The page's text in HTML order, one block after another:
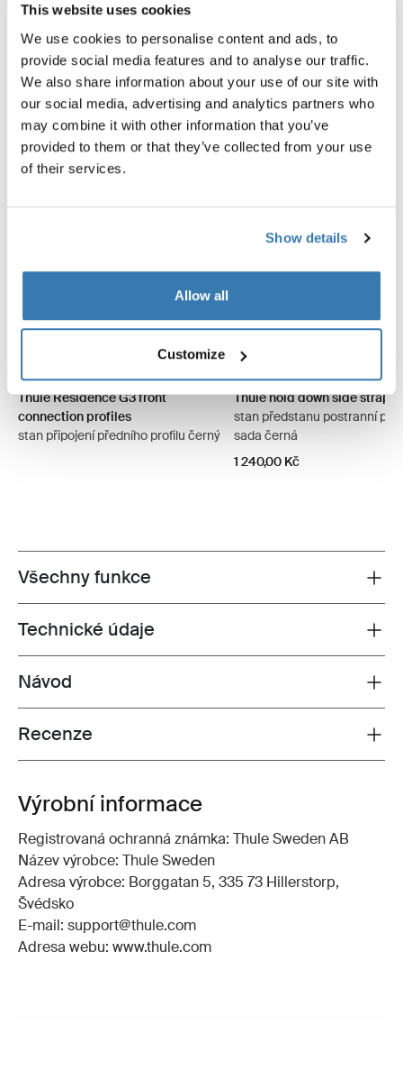
This website uses cookies
We use cookies to personalise content and ads, to
provide social media features and to analyse our traffic.
We also share information about your use of our site with
our social media, advertising and analytics partners who
may combine it with other information that you’ve
provided to them or that they’ve collected from your use
of their services.
Show details
Allow all
Customize
Příslušenství pro Thule Residence
G3 Front Set
Thule Residence G3 front
connection profiles
stan připojení předního profilu černý
Thule hold down side strap
stan předstanu postranní
sada černá
1 240,00 Kč
Toggle features
Všechny funkce
Toggle techspec
Technické údaje
Toggle guides and instructions
Návod
Toggle overview
Recenze
Výrobní informace
Registrovaná ochranná známka: Thule Sweden AB
Název výrobce: Thule Sweden
Adresa výrobce: Borggatan 5, 335 73 Hillerstorp,
Švédsko
E-mail: support@thule.com
Adresa webu: www.thule.com